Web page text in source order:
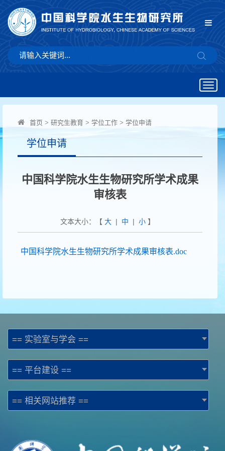
首页 > 研究生教育 > 学位工作 > 学位申请
学位申请
中国科学院水生生物研究所学术成果
审核表
文本大小：【 大| 中 | 小】
中国科学院水生生物研究所学术成果审核表.doc
== 实验室与学会 ==
== 平台建设 ==
== 相关网站推荐 ==